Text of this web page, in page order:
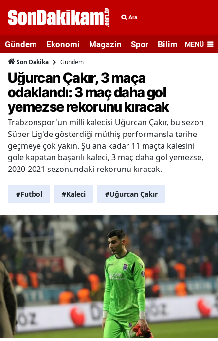
Ara
Gündem Ekonomi Magazin Spor Bilim veMENÜ
Son Dakika Gündem
Uğurcan Çakır, 3 maça
odaklandı: 3 maç daha gol
yemezse rekorunu kıracak
Trabzonspor'un milli kalecisi Uğurcan Çakır, bu sezon
Süper Lig'de gösterdiği müthiş performansla tarihe
geçmeye çok yakın. Şu ana kadar 11 maçta kalesini
gole kapatan başarılı kaleci, 3 maç daha gol yemezse,
2020-2021 sezonundaki rekorunu kıracak.
#Futbol #Kaleci #Uğurcan Çakır